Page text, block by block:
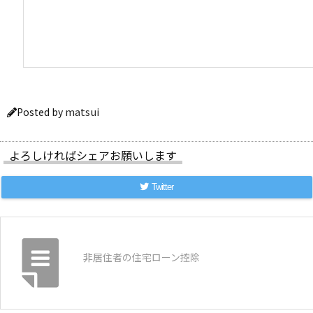
Posted by matsui
よろしければシェアお願いします
Twitter
非居住者の住宅ローン控除